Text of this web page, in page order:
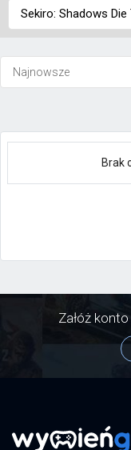
Brak
Załóż